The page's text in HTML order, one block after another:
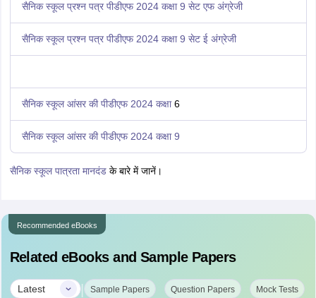
सैनिक स्कूल प्रश्न पत्र पीडीएफ 2024 कक्षा 9 सेट एफ अंग्रेजी
सैनिक स्कूल प्रश्न पत्र पीडीएफ 2024 कक्षा 9 सेट ई अंग्रेजी
सैनिक स्कूल आंसर की पीडीएफ 2024 कक्षा6
सैनिक स्कूल आंसर की पीडीएफ 2024 कक्षा 9
सैनिक स्कूल पात्रता मानदंडके बारे में जानें।
Recommended eBooks
Related eBooks and Sample Papers
Latest | Sample Papers Question Papers Mock Tests